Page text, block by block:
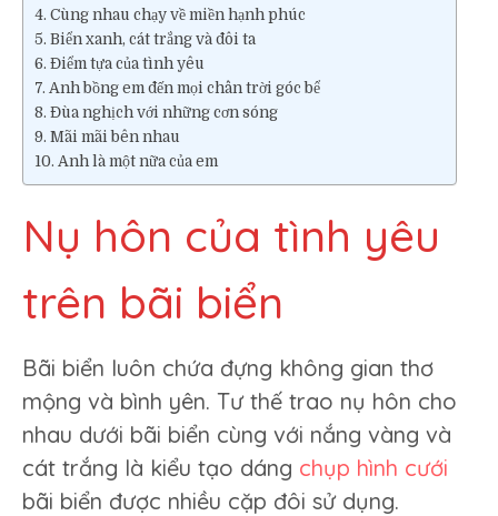
siêu
lãng
Cùng nhau chạy về miền hạnh phúc
Biển xanh, cát trắng và đôi ta
Điểm tựa của tình yêu
Anh bồng em đến mọi chân trời góc bể
Đùa nghịch với những cơn sóng
Mãi mãi bên nhau
Anh là một nữa của em
Nụ hôn của tình yêu
trên bãi biển
Bãi biển luôn chứa đựng không gian thơ
mộng và bình yên. Tư thế trao nụ hôn cho
nhau dưới bãi biển cùng với nắng vàng và
cát trắng là kiểu tạo dáng chụp hình cưới
bãi biển được nhiều cặp đôi sử dụng.